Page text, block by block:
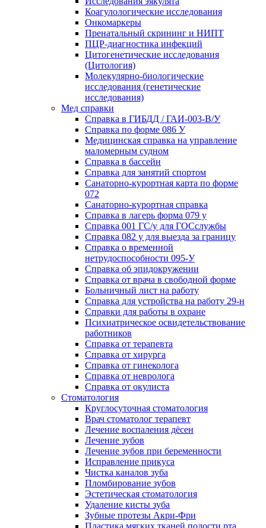
Коагулологические исследования
Онкомаркеры
Пренатальный скрининг и НИПТ
ПЦР-диагностика инфекций
Цитогенетические исследования
(Цитология)
Молекулярно-биологические
исследования (генетические
исследования)
Мед справки
Справка в ГИБДД / ГАИ-003-В/У
Справка по форме 086 У
Медицинская справка на управление
маломерным судном
Справка в бассейн
Справка для занятий спортом
Санаторно-курортная карта по форме
072
Санаторно-курортная справка
Справка в лагерь форма 079 у
Справка 001 ГС/у для ГОСслужбы
Справка 082 у для выезда за границу
Справка о временной
нетрудоспособности 095-У
Справка об эпидокружении
Справка от врача в свободной форме
Больничный лист на работу
Справка для устройства на работу 29-н
Справки для работы в охране
Психиатрическое освидетельствование
работников
Справка от терапевта
Справка от хирурга
Справка от гинеколога
Справка от невролога
Справка от окулиста
Стоматология
Круглосуточная стоматология
Врач стоматолог терапевт
Лечение воспаления дёсен
Лечение зубов
Лечение зубов при беременности
Исправление прикуса
Чистка каналов зуба
Пломбирование зубов
Эстетическая стоматология
Удаление кисты зуба
Зубные протезы Акри-Фри
Пластика мягких тканей полости рта